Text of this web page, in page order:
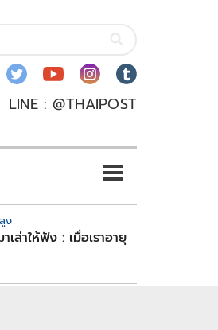
LINE : @THAIPOST
ง
าเล่าให้ฟัง : เมื่อเราอายุ